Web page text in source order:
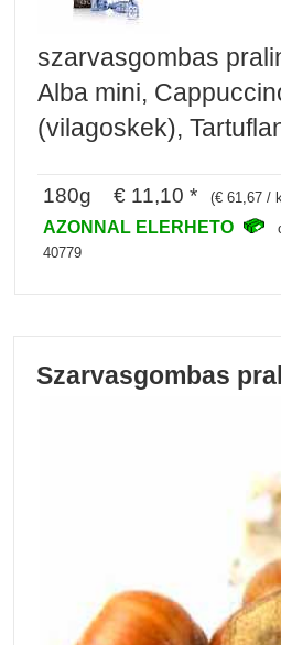
szarvasgombas
Alba mini,
(vilagoskek),
180g € 11,10 * (€ 61,67 /
AZONNAL ELERHETO
40779
Szarvasgombas